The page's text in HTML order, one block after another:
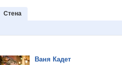
Стена
Ваня Кадет